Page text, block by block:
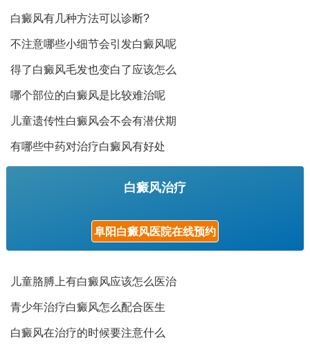
白癜风有几种方法可以诊断?
不注意哪些小细节会引发白癜风呢
得了白癜风毛发也变白了应该怎么
哪个部位的白癜风是比较难治呢
儿童遗传性白癜风会不会有潜伏期
有哪些中药对治疗白癜风有好处
白癜风治疗
阜阳白癜风医院在线预约
儿童胳膊上有白癜风应该怎么医治
青少年治疗白癜风怎么配合医生
白癜风在治疗的时候要注意什么